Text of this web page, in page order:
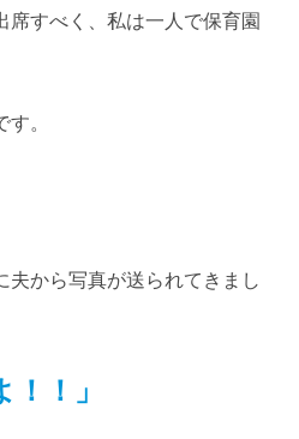
席すべく、私は一人で保育園
。
夫から写真が送られてきまし
！！」